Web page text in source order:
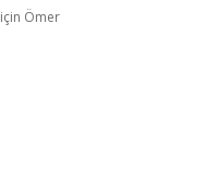
için Ömer